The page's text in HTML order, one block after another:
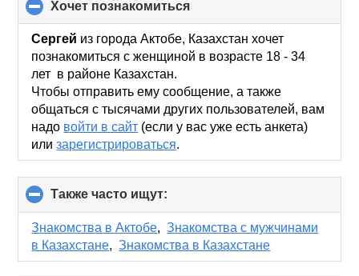
хочет познакомиться
to
collapse
contents
Сергей из города Актобе, Казахстан хочет
познакомиться с женщиной в возрасте 18 - 34
лет в районе Казахстан.
Чтобы отправить ему сообщение, а также
общаться с тысячами других пользователей, вам
надо войти в сайт (если у вас уже есть анкета)
илизарегистрироваться.
Также часто ищут:
to
collapse
contents
Знакомства в Актобе,Знакомства с мужчинами
в Казахстане,Знакомства в Казахстане